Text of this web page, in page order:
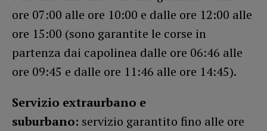
ore 07:00 alle ore 10:00 e dalle ore 12:00 alle
ore 15:00 (sono garantite le corse in
partenza dai capolinea dalle ore 06:46 alle
ore 09:45 e dalle ore 11:46 alle ore 14:45).
Servizio extraurbano e
suburbano: servizio garantito fino alle ore